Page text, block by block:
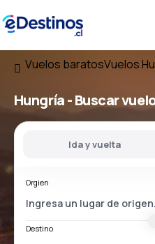
Vuelos baratosVuelos
Hungría - Buscar
Ida y vuelta
Orgien
Destino